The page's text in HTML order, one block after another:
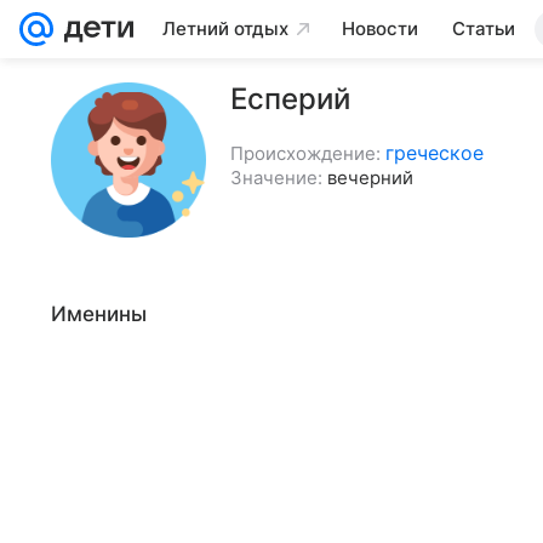
Летний отдых Новости Статьи
Есперий
Происхождение: греческое
Значение: вечерний
Именины